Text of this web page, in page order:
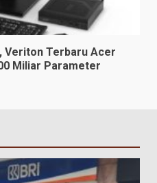
Veriton Terbaru Acer
Miliar Parameter